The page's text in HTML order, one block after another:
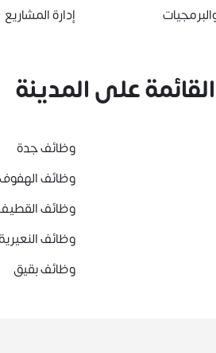
إدارة المشاريع
على المدينة
وظائف جدة
وظائف الهفوف
وظائف
وظائف النعيرية
وظائف بقيق